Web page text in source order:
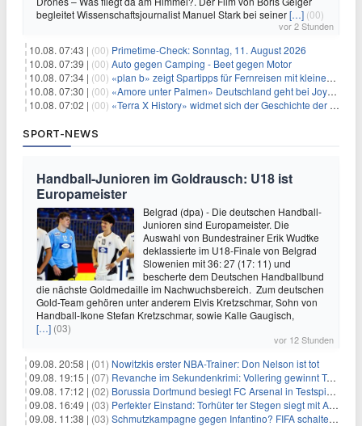
begleitet Wissenschaftsjournalist Manuel Stark bei seiner[…] (00)
vor 2 Stunden
10.08. 07:43 | (00) Primetime-Check: Sonntag, 11. August 2026
10.08. 07:39 | (00) Auto gegen Camping - Beet gegen Motor
10.08. 07:34 | (00) «plan b» zeigt Spartipps für Fernreisen mit kleinem Budget
10.08. 07:30 | (00) «Amore unter Palmen» Deutschland geht bei Joyn weiter
10.08. 07:02 | (00) «Terra X History» widmet sich der Geschichte der deutschen Vereine
SPORT-NEWS
Handball-Junioren im Goldrausch: U18 ist
Europameister
Belgrad (dpa) - Die deutschen Handball-
Junioren sind Europameister. Die
Auswahl von Bundestrainer Erik Wudtke
deklassierte im U18-Finale von Belgrad
Slowenien mit 36: 27 (17: 11) und
bescherte dem Deutschen Handballbund
die nächste Goldmedaille im Nachwuchsbereich. Zum deutschen
Gold-Team gehören unter anderem Elvis Kretzschmar, Sohn von
Handball-Ikone Stefan Kretzschmar, sowie Kalle Gaugisch,
[…] (03)
vor 12 Stunden
09.08. 20:58 | (01) Nowitzkis erster NBA-Trainer: Don Nelson ist tot
09.08. 19:15 | (07) Revanche im Sekundenkrimi: Vollering gewinnt Tour
09.08. 17:12 | (02) Borussia Dortmund besiegt FC Arsenal in Testspiel mit 3:2
09.08. 16:49 | (03) Perfekter Einstand: Torhüter ter Stegen siegt mit Ajax
09.08. 11:38 | (03) Schmutzkampagne gegen Infantino? FIFA schaltet auf Angriff